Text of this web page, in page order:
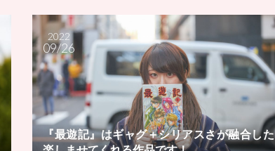
2022
09/26
『最遊記』はギャグ＋シリアスさが融合した